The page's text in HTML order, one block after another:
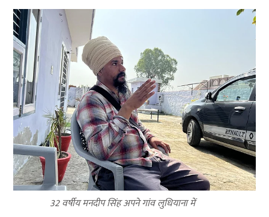
32 वर्षीय मनदीप सिंह अपने गांव लुधियाना में